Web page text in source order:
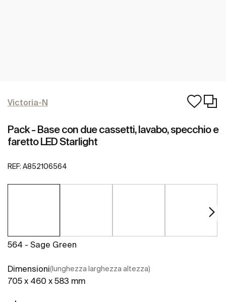
Victoria-N
Pack - Base con due cassetti, lavabo, specchio e
faretto LED Starlight
REF: A852106564
564 - Sage Green
Dimensioni(lunghezza larghezza altezza)
705 x 460 x 583 mm